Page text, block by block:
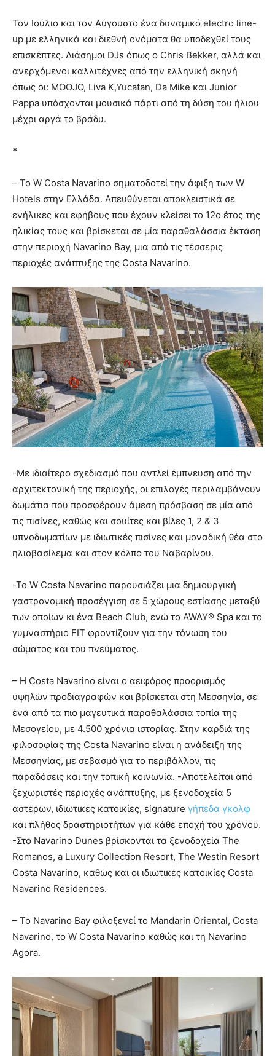
Τον Ιούλιο και τον Αύγουστο ένα δυναμικό electro line-
up με ελληνικά και διεθνή ονόματα θα υποδεχθεί τους
επισκέπτες. Διάσημοι DJs όπως ο Chris Bekker, αλλά και
ανερχόμενοι καλλιτέχνες από την ελληνική σκηνή
όπως οι: ΜΟOJO, Liva K,Yucatan, Da Mike και Junior
Pappa υπόσχονται μουσικά πάρτι από τη δύση του ήλιου
μέχρι αργά το βράδυ.
*
– Το W Costa Navarino σηματοδοτεί την άφιξη των W
Hotels στην Ελλάδα. Απευθύνεται αποκλειστικά σε
ενήλικες και εφήβους που έχουν κλείσει το 12ο έτος της
ηλικίας τους και βρίσκεται σε μία παραθαλάσσια έκταση
στην περιοχή Navarino Βay, μια από τις τέσσερις
περιοχές ανάπτυξης της Costa Navarino.
-Με ιδιαίτερο σχεδιασμό που αντλεί έμπνευση από την
αρχιτεκτονική της περιοχής, οι επιλογές περιλαμβάνουν
δωμάτια που προσφέρουν άμεση πρόσβαση σε μία από
τις πισίνες, καθώς και σουίτες και βίλες 1, 2 & 3
υπνοδωματίων με ιδιωτικές πισίνες και μοναδική θέα στο
ηλιοβασίλεμα και στον κόλπο του Ναβαρίνου.
-Το W Costa Navarino παρουσιάζει μια δημιουργική
γαστρονομική προσέγγιση σε 5 χώρους εστίασης μεταξύ
των οποίων κι ένα Beach Club, ενώ το AWAY® Spa και το
γυμναστήριο FIT φροντίζουν για την τόνωση του
σώματος και του πνεύματος.
– H Costa Navarino είναι ο αειφόρος προορισμός
υψηλών προδιαγραφών και βρίσκεται στη Μεσσηνία, σε
ένα από τα πιο μαγευτικά παραθαλάσσια τοπία της
Μεσογείου, με 4.500 χρόνια ιστορίας. Στην καρδιά της
φιλοσοφίας της Costa Navarino είναι η ανάδειξη της
Μεσσηνίας, με σεβασμό για το περιβάλλον, τις
παραδόσεις και την τοπική κοινωνία. -Αποτελείται από
ξεχωριστές περιοχές ανάπτυξης, με ξενοδοχεία 5
αστέρων, ιδιωτικές κατοικίες, signature γήπεδα γκολφ
και πλήθος δραστηριοτήτων για κάθε εποχή του χρόνου.
-Στο Navarino Dunes βρίσκονται τα ξενοδοχεία The
Romanos, a Luxury Collection Resort, The Westin Resort
Costa Navarino, καθώς και οι ιδιωτικές κατοικίες Costa
Navarino Residences.
– Το Navarino Bay φιλοξενεί το Mandarin Oriental, Costa
Navarino, το W Costa Navarino καθώς και τη Navarino
Agora.